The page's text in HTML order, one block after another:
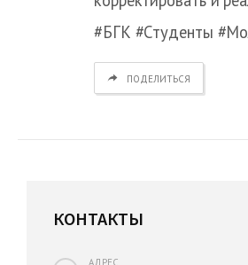
#БГК #Студенты
ПОДЕЛИТЬСЯ
КОНТАКТЫ
АДРЕС